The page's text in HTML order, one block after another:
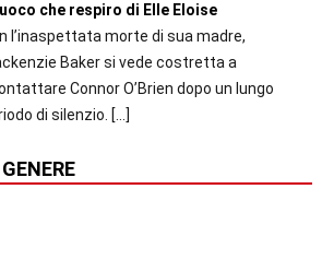
che respiro di Elle Eloise
l’inaspettata morte di sua madre,
Baker si vede costretta a
Connor O’Brien dopo un lungo
di silenzio. […]